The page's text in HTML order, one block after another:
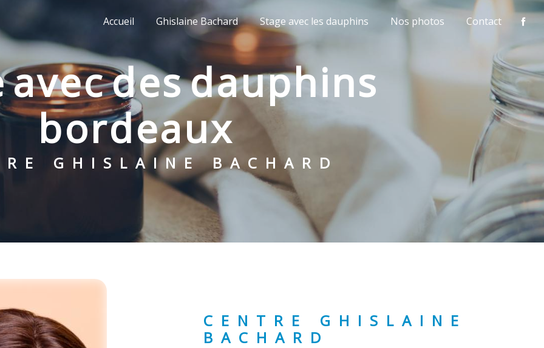
Accueil Ghislaine Bachard Stage avec les dauphins Nos photos Contact
bordeaux
GHISLAINE BACHARD
CENTRE GHISLAINE
BACHARD